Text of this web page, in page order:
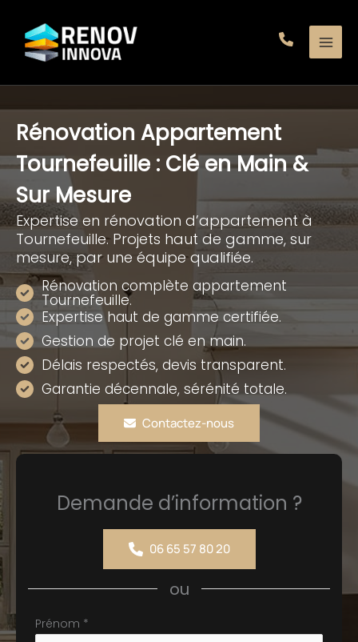
contenu
Rénovation Appartement
Tournefeuille : Clé en Main &
Sur Mesure
Expertise en rénovation d’appartement à
Tournefeuille. Projets haut de gamme, sur
mesure, par une équipe qualifiée.
Rénovation complète appartement
Tournefeuille.
Expertise haut de gamme certifiée.
Gestion de projet clé en main.
Délais respectés, devis transparent.
Garantie décennale, sérénité totale.
Contactez-nous
Demande d’information ?
06 65 57 80 20
ou
Formulaire
Prénom *